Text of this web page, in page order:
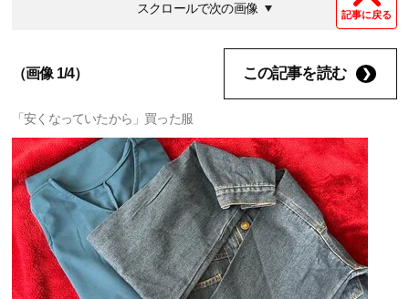
記事に戻る
スクロールで次の画像
（画像 1/4） この記事を読む
「安くなっていたから」買った服